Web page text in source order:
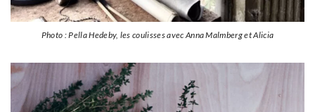
Photo : Pella Hedeby, les coulisses avec Anna Malmberg et Alicia